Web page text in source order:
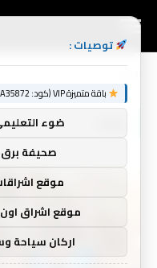
توصيات :
باقة متميزة VIP (كود: AA35872):
ضوء
صحيفة برق
موقع
موقع اشراق اون
اركان سياحة